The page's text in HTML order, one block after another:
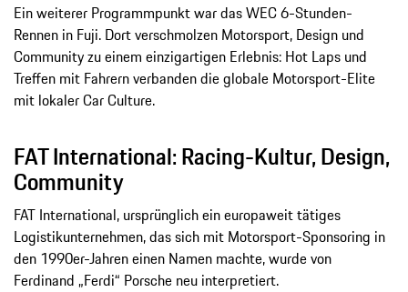
Ein weiterer Programmpunkt war das WEC 6-Stunden-
Rennen in Fuji. Dort verschmolzen Motorsport, Design und
Community zu einem einzigartigen Erlebnis: Hot Laps und
Treffen mit Fahrern verbanden die globale Motorsport-Elite
mit lokaler Car Culture.
FAT International: Racing-Kultur, Design,
Community
FAT International, ursprünglich ein europaweit tätiges
Logistikunternehmen, das sich mit Motorsport-Sponsoring in
den 1990er-Jahren einen Namen machte, wurde von
Ferdinand „Ferdi“ Porsche neu interpretiert.